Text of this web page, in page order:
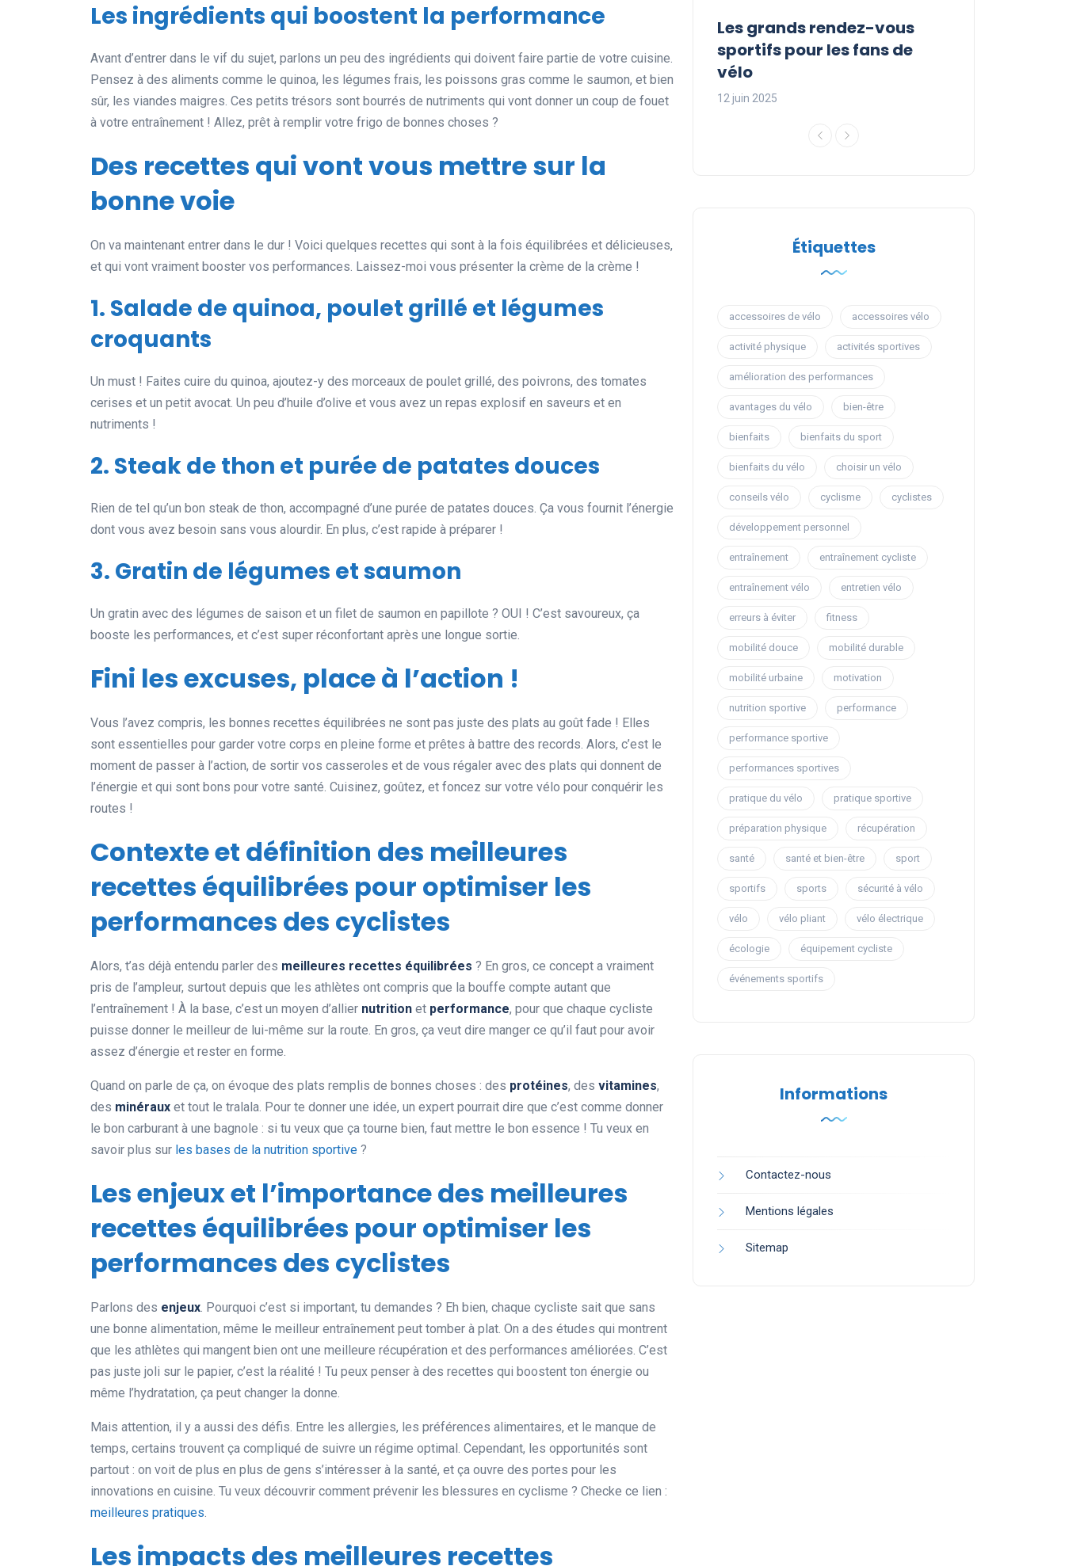
Les ingrédients qui boostent la performance
Avant d’entrer dans le vif du sujet, parlons un peu des ingrédients qui doivent faire partie de votre cuisine.
Pensez à des aliments comme le quinoa, les légumes frais, les poissons gras comme le saumon, et bien
sûr, les viandes maigres. Ces petits trésors sont bourrés de nutriments qui vont donner un coup de fouet
à votre entraînement ! Allez, prêt à remplir votre frigo de bonnes choses ?
Des recettes qui vont vous mettre sur la
bonne voie
On va maintenant entrer dans le dur ! Voici quelques recettes qui sont à la fois équilibrées et délicieuses,
et qui vont vraiment booster vos performances. Laissez-moi vous présenter la crème de la crème !
1. Salade de quinoa, poulet grillé et légumes
croquants
Un must ! Faites cuire du quinoa, ajoutez-y des morceaux de poulet grillé, des poivrons, des tomates
cerises et un petit avocat. Un peu d’huile d’olive et vous avez un repas explosif en saveurs et en
nutriments !
2. Steak de thon et purée de patates douces
Rien de tel qu’un bon steak de thon, accompagné d’une purée de patates douces. Ça vous fournit l’énergie
dont vous avez besoin sans vous alourdir. En plus, c’est rapide à préparer !
3. Gratin de légumes et saumon
Un gratin avec des légumes de saison et un filet de saumon en papillote ? OUI ! C’est savoureux, ça
booste les performances, et c’est super réconfortant après une longue sortie.
Fini les excuses, place à l’action !
Vous l’avez compris, les bonnes recettes équilibrées ne sont pas juste des plats au goût fade ! Elles
sont essentielles pour garder votre corps en pleine forme et prêtes à battre des records. Alors, c’est le
moment de passer à l’action, de sortir vos casseroles et de vous régaler avec des plats qui donnent de
l’énergie et qui sont bons pour votre santé. Cuisinez, goûtez, et foncez sur votre vélo pour conquérir les
routes !
Contexte et définition des meilleures
recettes équilibrées pour optimiser les
performances des cyclistes
Alors, t’as déjà entendu parler des meilleures recettes équilibrées ? En gros, ce concept a vraiment
pris de l’ampleur, surtout depuis que les athlètes ont compris que la bouffe compte autant que
l’entraînement ! À la base, c’est un moyen d’allier nutrition et performance, pour que chaque cycliste
puisse donner le meilleur de lui-même sur la route. En gros, ça veut dire manger ce qu’il faut pour avoir
assez d’énergie et rester en forme.
Quand on parle de ça, on évoque des plats remplis de bonnes choses : des protéines, des vitamines,
des minéraux et tout le tralala. Pour te donner une idée, un expert pourrait dire que c’est comme donner
le bon carburant à une bagnole : si tu veux que ça tourne bien, faut mettre le bon essence ! Tu veux en
savoir plus sur les bases de la nutrition sportive ?
Les enjeux et l’importance des meilleures
recettes équilibrées pour optimiser les
performances des cyclistes
Parlons des enjeux. Pourquoi c’est si important, tu demandes ? Eh bien, chaque cycliste sait que sans
une bonne alimentation, même le meilleur entraînement peut tomber à plat. On a des études qui montrent
que les athlètes qui mangent bien ont une meilleure récupération et des performances améliorées. C’est
pas juste joli sur le papier, c’est la réalité ! Tu peux penser à des recettes qui boostent ton énergie ou
même l’hydratation, ça peut changer la donne.
Mais attention, il y a aussi des défis. Entre les allergies, les préférences alimentaires, et le manque de
temps, certains trouvent ça compliqué de suivre un régime optimal. Cependant, les opportunités sont
partout : on voit de plus en plus de gens s’intéresser à la santé, et ça ouvre des portes pour les
innovations en cuisine. Tu veux découvrir comment prévenir les blessures en cyclisme ? Checke ce lien :
meilleures pratiques.
Les impacts des meilleures recettes
Les records insolites et
surprenants en cyclisme et
dans le monde du sport
11 juin 2025
Les grands rendez-vous
sportifs pour les fans de
vélo
12 juin 2025
Étiquettes
accessoires de vélo accessoires vélo
activité physique activités sportives
amélioration des performances
avantages du vélo bien-être
bienfaits bienfaits du sport
bienfaits du vélo choisir un vélo
conseils vélo cyclisme cyclistes
développement personnel
entraînement entraînement cycliste
entraînement vélo entretien vélo
erreurs à éviter fitness
mobilité douce mobilité durable
mobilité urbaine motivation
nutrition sportive performance
performance sportive
performances sportives
pratique du vélo pratique sportive
préparation physique récupération
santé santé et bien-être sport
sportifs sports sécurité à vélo
vélo vélo pliant vélo électrique
écologie équipement cycliste
événements sportifs
Informations
Contactez-nous
Mentions légales
Sitemap